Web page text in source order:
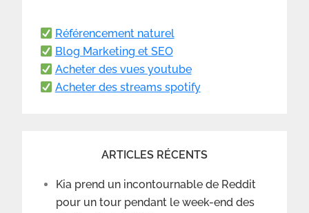
Référencement naturel
Blog Marketing et SEO
Acheter des vues youtube
Acheter des streams spotify
ARTICLES RÉCENTS
Kia prend un incontournable de Reddit
pour un tour pendant le week-end des